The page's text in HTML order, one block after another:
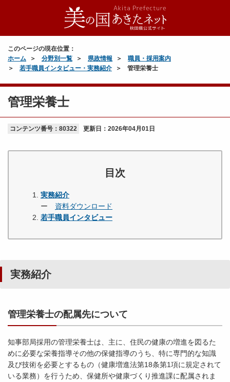
このページの現在位置：
ホーム
分野別一覧 県政情報
職員・採用案内
若手職員インタビュー・実務紹介
管理栄養士
管理栄養士
コンテンツ番号：80322 更新日： 2026年04月01日
目次
実務紹介
ー 資料ダウンロード
若手職員インタビュー
実務紹介
管理栄養士の配属先について
知事部局採用の管理栄養士は、主に、住民の健康の増進を図るた
めに必要な栄養指導その他の保健指導のうち、特に専門的な知識
及び技術を必要とするもの（健康増進法第18条第1項に規定されて
いる業務）を行うため、保健所や健康づくり推進課に配属されま